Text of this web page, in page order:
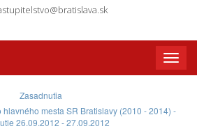
Toggle
Zasadnutia
hlavného mesta SR Bratislavy (2010 - 2014) -
26.09.2012 - 27.09.2012